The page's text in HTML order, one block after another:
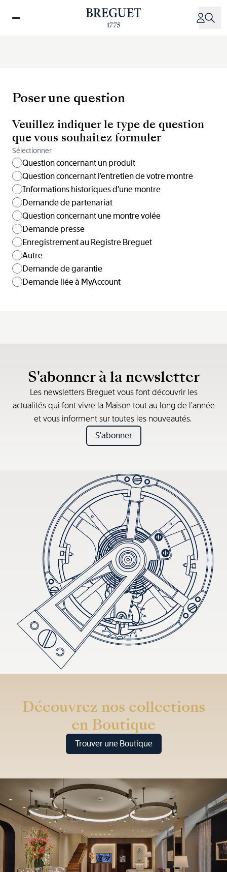
Poser une question
Veuillez indiquer le type de question
que vous souhaitez formuler
Sélectionner
Question concernant un produit
Question concernant l’entretien de votre montre
Informations historiques d'une montre
Demande de partenariat
Question concernant une montre volée
Demande presse
Enregistrement au Registre Breguet
Autre
Demande de garantie
Demande liée à MyAccount
S'abonner à la newsletter
Les newsletters Breguet vous font découvrir les
actualités qui font vivre la Maison tout au long de l’année
et vous informent sur toutes les nouveautés.
S'abonner
Découvrez nos collections
en Boutique
Trouver une Boutique